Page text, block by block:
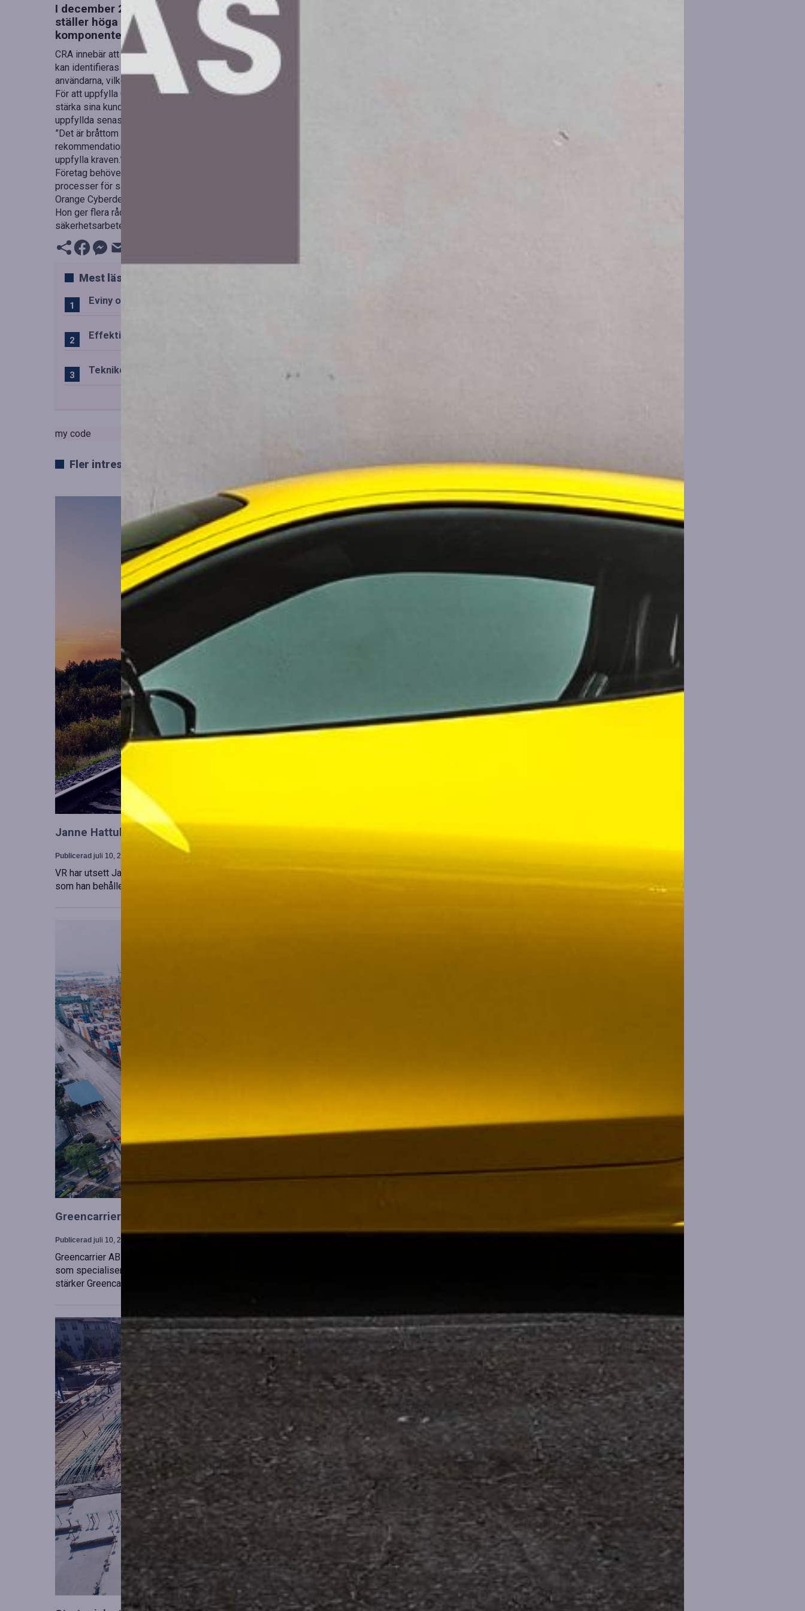
I december 2024 träder Cyber Resilience Act (CRA) i kraft inom EU, vilket
ställer höga krav på cybersäkerhet för alla produkter med digitala
komponenter.
CRA innebär att tillverkare måste säkerställa att deras produkter är uppdaterbara och att sårbarheter
kan identifieras under hela livscykeln. När en sårbarhet upptäcks krävs det att tillverkaren informerar
användarna, vilket många företag idag har bristande rutiner för.
För att uppfylla CRA fullt ut behöver tillverkningsföretag revidera sina utvecklingsprocesser och
stärka sina kundrelationer. Det är avgörande att detta arbete prioriteras, då alla krav måste vara
uppfyllda senast december 2027 för att kunna sälja produkter inom EU.
”Det är bråttom för de företag som ännu inte börjat arbeta med CRA,” säger hon. ”Mina
rekommendationer är att börja med en GAP-analys för att identifiera vad som måste göras för att
uppfylla kraven.”
Företag behöver etablera en strategi för att stänga dessa gap och implementera riskhantering,
processer för sårbarhetsidentifiering och incidenthantering.
Orange Cyberdefense har observerat att medvetenheten om CRA är låg bland tillverkande företag.
Hon ger flera råd för att underlätta anpassningen och för att säkerställa ett effektivt
säkerhetsarbete, vilket är nödvändigt för att kunna sälja produkter inom EU.
Mest lästa
Eviny och Statkraft förenar snabbladdningstjänster i Norden
Effektiv drift av trafiktekniska system i Sverige
Teknikens roll i den svenska spelupplevelsen
my code
Fler intressanta artiklar
Janne Hattula tillträder som ny ledare för VR City Traffic i Sverige och Finland
Publicerad juli 10, 2026
VR har utsett Janne Hattula att leda verksamheten för upphandlad kollektivtrafik i Sverige, samtidigt
som han behåller sitt ansvar i Finland. Detta sker i kölvattnet av Johan Oscarssons avsked från…
Greencarrier utökar sin verksamhet genom förvärv av Containerhandel CARU
Publicerad juli 10, 2026
Greencarrier AB har förvärvat en majoritetsandel i Containerhandel CARU AB, ett svenskt företag
som specialiserar sig på försäljning, uthyrning och skräddarsydda containerlösningar. Detta förvärv
stärker Greencarriers ställning inom containersektorn och…